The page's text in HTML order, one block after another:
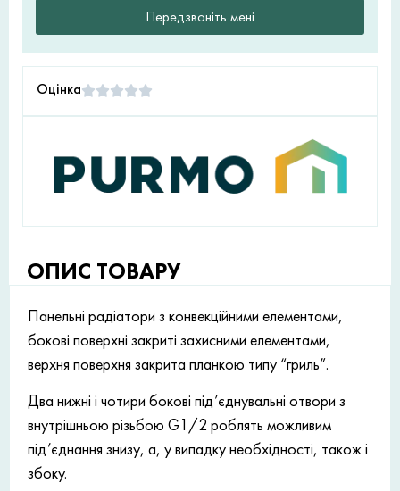
Передзвоніть мені
Оцінка
ОПИС ТОВАРУ
Панельні радіатори з конвекційними елементами,
бокові поверхні закриті захисними елементами,
верхня поверхня закрита планкою типу “гриль”.
Два нижні і чотири бокові під’єднувальні отвори з
внутрішньою різьбою G1/2 роблять можливим
під’єднання знизу, а, у випадку необхідності, також і
збоку.